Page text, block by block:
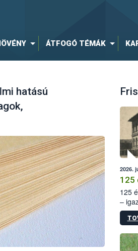
ÁTFOGÓ TÉMÁK
hatású
2026.
125
125
–
15.